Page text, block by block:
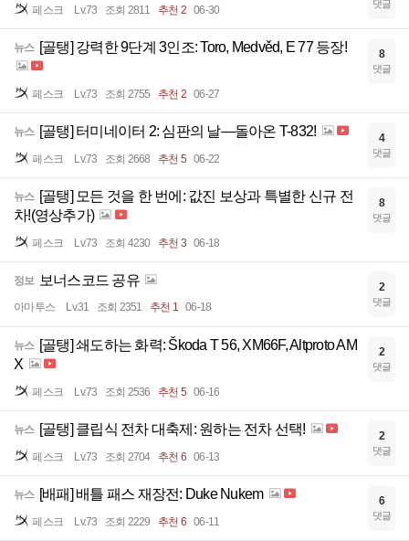
페스크 Lv.73 조회 2811 추천 2 06-30 댓글
뉴스 [골탱] 강력한 9단계 3인조: Toro, Medvěd, E 77 등장!
페스크 Lv.73 조회 2755 추천 2 06-27
8
댓글
뉴스 [골탱] 터미네이터 2: 심판의 날—돌아온 T-832!
페스크 Lv.73 조회 2668 추천 5 06-22
4
댓글
뉴스 [골탱] 모든 것을 한 번에: 값진 보상과 특별한 신규 전
차!(영상추가)
페스크 Lv.73 조회 4230 추천 3 06-18
8
댓글
정보 보너스코드 공유
아마투스 Lv.31 조회 2351 추천 1 06-18
2
댓글
뉴스 [골탱] 쇄도하는 화력: Škoda T 56, XM66F, Altproto AM
X
페스크 Lv.73 조회 2536 추천 5 06-16
2
댓글
뉴스 [골탱] 클립식 전차 대축제: 원하는 전차 선택!
페스크 Lv.73 조회 2704 추천 6 06-13
2
댓글
뉴스 [배패] 배틀 패스 재장전: Duke Nukem
페스크 Lv.73 조회 2229 추천 6 06-11
6
댓글